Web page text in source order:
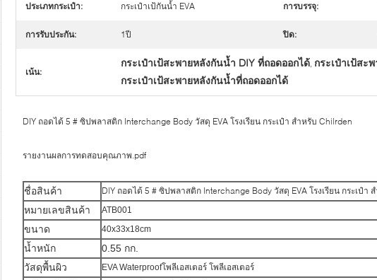
ประเภทกระเป๋า: กระเป๋าเป้กันน้ำ EVA การบรรจุ:
การรับประกัน: 1ปี ปิด:
เน้น:
กระเป๋าเป้สะพายหลังกันน้ำ DIY ที่ถอดออกได้, กระเป๋าเป้สะ
กระเป๋าเป้สะพายหลังกันน้ำที่ถอดออกได้
DIY ถอดได้ 5 # ซิปพลาสติก Interchange Body วัสดุ EVA โรงเรียน กระเป๋า สำหรับ Chilrden
รายงานผลการทดสอบคุณภาพ.pdf
ชื่อสินค้า DIY ถอดได้ 5 # ซิปพลาสติก Interchange Body วัสดุ EVA โรงเรียน กระเป๋า
หมายเลขสินค้า ATB001
ขนาด 40x33x18cm
น้ำหนัก
0.55 กก.
วัสดุพื้นผิว
EVA Waterproofโพลีเอสเตอร์ โพลีเอสเตอร์